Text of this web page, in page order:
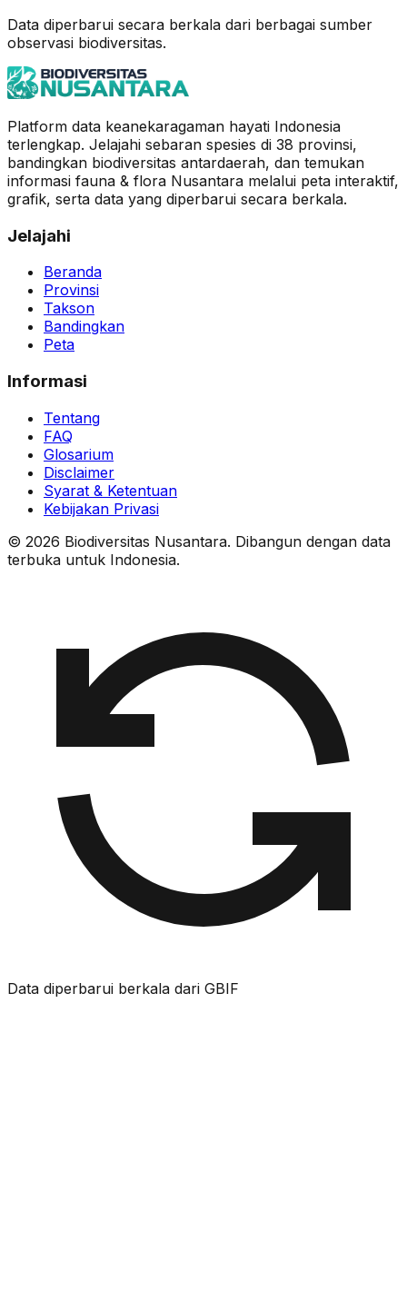
Data diperbarui secara berkala dari berbagai sumber
observasi biodiversitas.
Platform data keanekaragaman hayati Indonesia
terlengkap. Jelajahi sebaran spesies di 38 provinsi,
bandingkan biodiversitas antardaerah, dan temukan
informasi fauna & flora Nusantara melalui peta interaktif,
grafik, serta data yang diperbarui secara berkala.
Jelajahi
Beranda
Provinsi
Takson
Bandingkan
Peta
Informasi
Tentang
FAQ
Glosarium
Disclaimer
Syarat & Ketentuan
Kebijakan Privasi
© 2026 Biodiversitas Nusantara. Dibangun dengan data
terbuka untuk Indonesia.
Data diperbarui berkala dari GBIF